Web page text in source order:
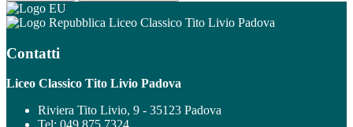
Liceo Classico Tito Livio Padova
Contatti
Liceo Classico Tito Livio Padova
Riviera Tito Livio, 9 - 35123 Padova